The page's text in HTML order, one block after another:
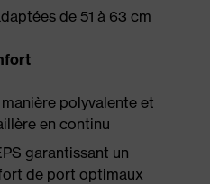
de 51 à 63 cm
polyvalente et
en continu
garantissant un
de port optimaux